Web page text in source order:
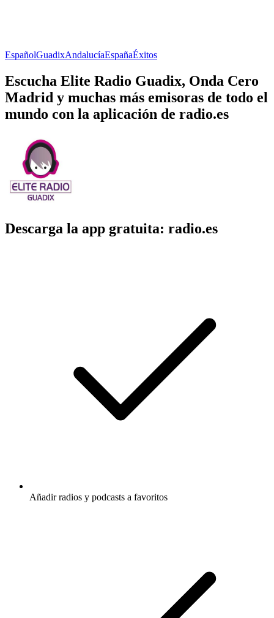
EspañolGuadixAndalucíaEspañaÉxitos
Escucha Elite Radio Guadix, Onda Cero
Madrid y muchas más emisoras de todo el
mundo con la aplicación de radio.es
Descarga la app gratuita: radio.es
Añadir radios y podcasts a favoritos